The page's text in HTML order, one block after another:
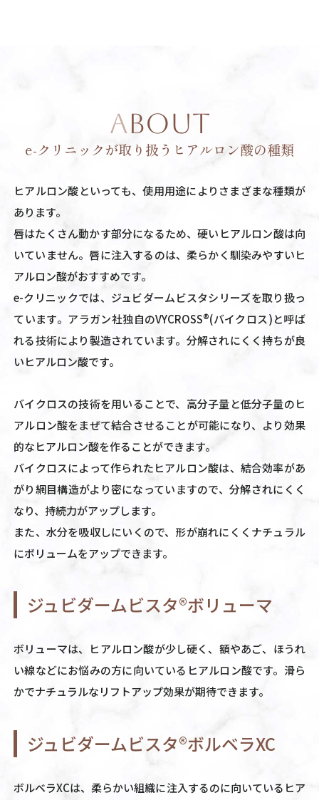
ABOUT
e-クリニックが取り扱うヒアルロン酸の種類
ヒアルロン酸といっても、使用用途によりさまざまな種類が
あります。
唇はたくさん動かす部分になるため、硬いヒアルロン酸は向
いていません。唇に注入するのは、柔らかく馴染みやすいヒ
アルロン酸がおすすめです。
e-クリニックでは、ジュビダームビスタシリーズを取り扱っ
ています。アラガン社独自のVYCROSS®(バイクロス)と呼ば
れる技術により製造されています。分解されにくく持ちが良
いヒアルロン酸です。
バイクロスの技術を用いることで、高分子量と低分子量のヒ
アルロン酸をまぜて結合させることが可能になり、より効果
的なヒアルロン酸を作ることができます。
バイクロスによって作られたヒアルロン酸は、結合効率があ
がり網目構造がより密になっていますので、分解されにくく
なり、持続力がアップします。
また、水分を吸収しにいくので、形が崩れにくくナチュラル
にボリュームをアップできます。
ジュビダームビスタ®ボリューマ
ボリューマは、ヒアルロン酸が少し硬く、額やあご、ほうれ
い線などにお悩みの方に向いているヒアルロン酸です。滑ら
かでナチュラルなリフトアップ効果が期待できます。
ジュビダームビスタ®ボルベラXC
ボルベラXCは、柔らかい組織に注入するのに向いているヒア